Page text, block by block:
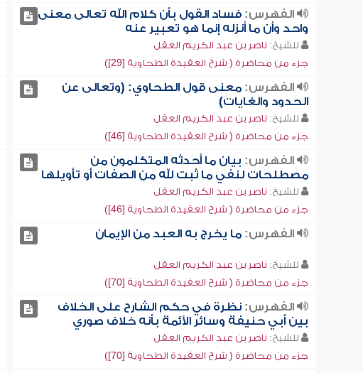
الفهرس:فساد القول بأن كلام الله تعالى معنى
واحد وأن ما أنزله إنما هو تعبير عنه
للشيخ: ناصر بن عبد الكريم العقل
جزء من محاضرة ( شرح العقيدة الطحاوية [29])
الفهرس:معنى قول الطحاوي: (وتعالى عن
الحدود والغايات)
للشيخ: ناصر بن عبد الكريم العقل
جزء من محاضرة ( شرح العقيدة الطحاوية [46])
الفهرس: بيان ما أحدثه المتكلمون من
مصطلحات لنفي ما ثبت لله من الصفات أو تأويلها
للشيخ: ناصر بن عبد الكريم العقل
جزء من محاضرة ( شرح العقيدة الطحاوية [46])
الفهرس:ما يخرج به العبد من الإيمان
للشيخ: ناصر بن عبد الكريم العقل
جزء من محاضرة ( شرح العقيدة الطحاوية [70])
الفهرس:نظرة في حكم الشارح على الخلاف
بين أبي حنيفة وسائر الأئمة بأنه خلاف صوري
للشيخ: ناصر بن عبد الكريم العقل
جزء من محاضرة ( شرح العقيدة الطحاوية [70])